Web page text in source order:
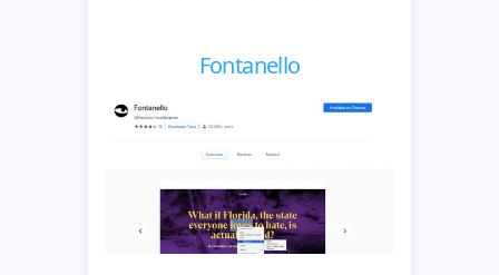
Fontanello